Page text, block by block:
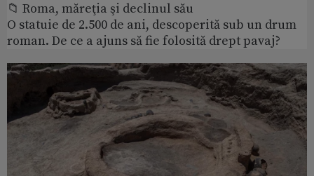
📁 Roma, măreţia şi declinul său
O statuie de 2.500 de ani, descoperită sub un drum
roman. De ce a ajuns să fie folosită drept pavaj?